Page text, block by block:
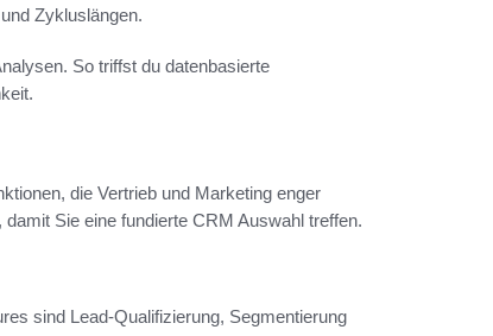
Zykluslängen.
So triffst du datenbasierte
die Vertrieb und Marketing enger
Sie eine fundierte CRM Auswahl treffen.
sind Lead-Qualifizierung, Segmentierung